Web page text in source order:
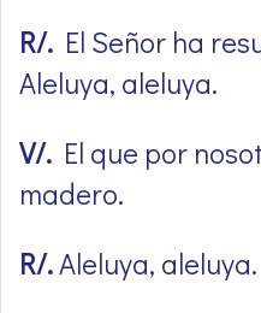
R/. El Señor ha
Aleluya, aleluya.
V/. El que por
madero.
R/.Aleluya, aleluya.